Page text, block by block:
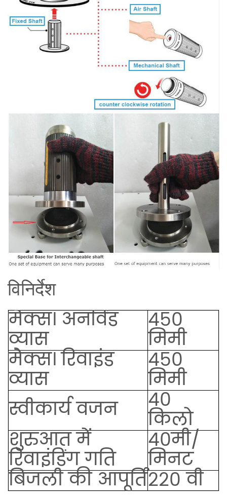
विनिर्देश
मैक्स। अनविंड
व्यास
450
मिमी
मैक्स। रिवाइंड
व्यास
450
मिमी
स्वीकार्य वजन
40
किलो
शुरुआत में
रिवाइंडिंग गति
40मी/
मिनट
बिजली की आपूर्ति220 वी